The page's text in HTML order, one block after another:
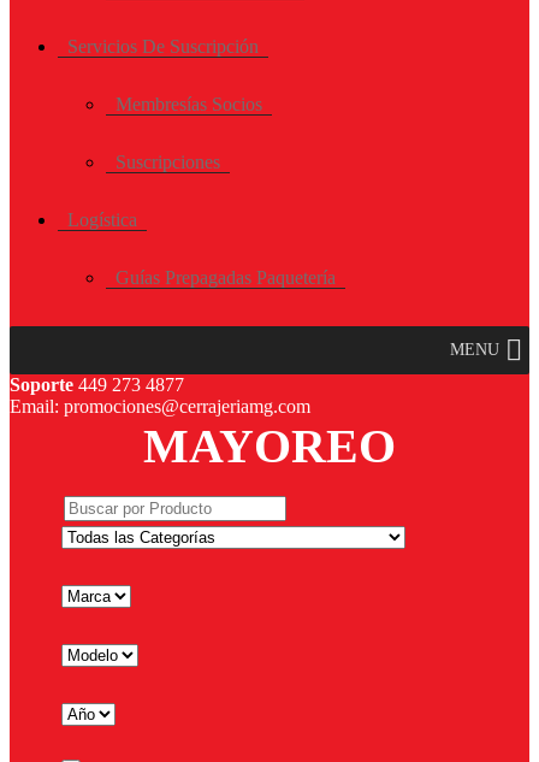
Servicios De Suscripción
Membresías Socios
Suscripciones
Logística
Guías Prepagadas Paquetería
MENU
Soporte 449 273 4877
Email: promociones@cerrajeriamg.com
MAYOREO